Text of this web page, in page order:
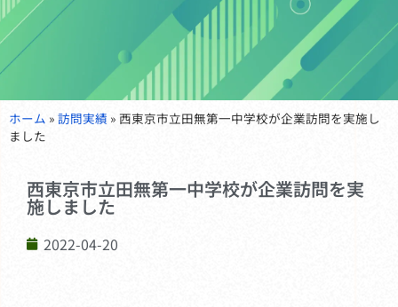
ホーム » 訪問実績 » 西東京市立田無第一中学校が企業訪問を実施し
ました
西東京市立田無第一中学校が企業訪問を実
施しました
2022-04-20